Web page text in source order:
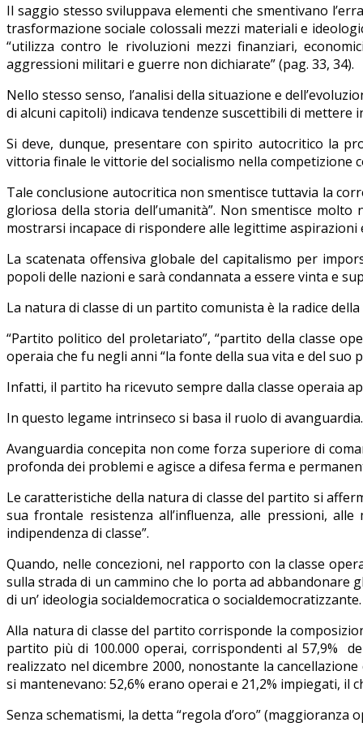
Il saggio stesso sviluppava elementi che smentivano
trasformazione sociale colossali mezzi materiali e
“utilizza contro le rivoluzioni mezzi finanziari,
aggressioni militari e guerre non dichiarate” (pag. 33, 34).
Nello stesso senso, l’analisi della situazione e
di alcuni capitoli) indicava tendenze suscettibili di
Si deve, dunque, presentare con spirito autocritico la
vittoria finale le vittorie del socialismo nella competizione
Tale conclusione autocritica non smentisce tuttavia la
gloriosa della storia dell’umanità”. Non smentisce
mostrarsi incapace di rispondere alle legittime aspirazioni
La scatenata offensiva globale del capitalismo per
popoli delle nazioni e sarà condannata a essere vinta e
La natura di classe di un partito comunista è la radice
“Partito politico del proletariato”, “partito della classe
operaia che fu negli anni “la fonte della sua vita e del
Infatti, il partito ha ricevuto sempre dalla classe operaia
In questo legame intrinseco si basa il ruolo di avanguardia.
Avanguardia concepita non come forza superiore di
profonda dei problemi e agisce a difesa ferma e
Le caratteristiche della natura di classe del partito si
sua frontale resistenza all’influenza, alle pressioni,
indipendenza di classe”.
Quando, nelle concezioni, nel rapporto con la classe
sulla strada di un cammino che lo porta ad
di un’ ideologia socialdemocratica o socialdemocratizzante.
Alla natura di classe del partito corrisponde la
partito più di 100.000 operai, corrispondenti al 57,9%
realizzato nel dicembre 2000, nonostante la
si mantenevano: 52,6% erano operai e 21,2% impiegati, il
Senza schematismi, la detta “regola d’oro” (maggioranza